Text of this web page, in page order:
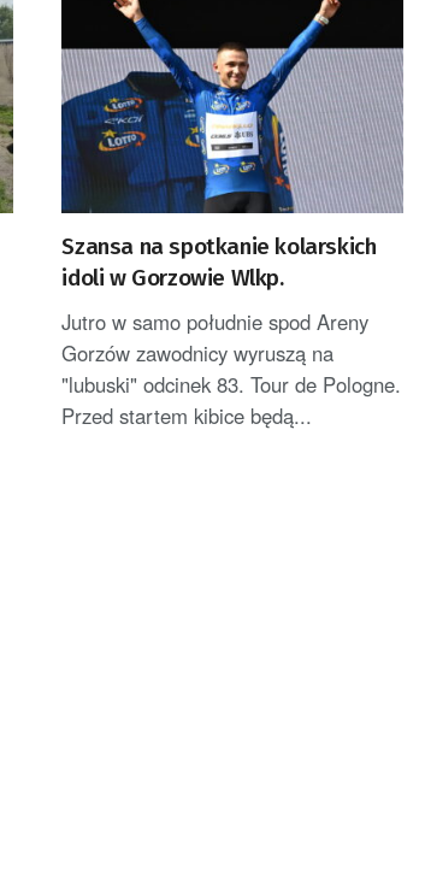
Szansa na spotkanie kolarskich
idoli w Gorzowie Wlkp.
Jutro w samo południe spod Areny
Gorzów zawodnicy wyruszą na
"lubuski" odcinek 83. Tour de Pologne.
Przed startem kibice będą...